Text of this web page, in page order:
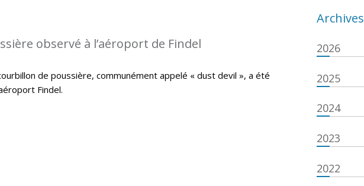
observé à l’aéroport de Findel
de poussière, communément appelé « dust devil », a été
Findel.
Archives
2026
2025
2024
2023
2022